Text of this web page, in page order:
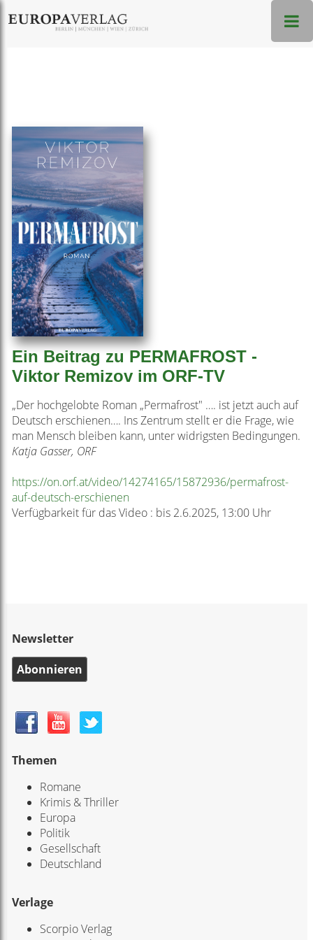
Ein Beitrag zu PERMAFROST -
Viktor Remizov im ORF-TV
„Der hochgelobte Roman „Permafrost" …. ist jetzt auch auf
Deutsch erschienen…. Ins Zentrum stellt er die Frage, wie
man Mensch bleiben kann, unter widrigsten Bedingungen.
Katja Gasser, ORF
https://on.orf.at/video/14274165/15872936/permafrost-
auf-deutsch-erschienen
Verfügbarkeit für das Video : bis 2.6.2025, 13:00 Uhr
Newsletter
Abonnieren
Themen
Romane
Krimis & Thriller
Europa
Politik
Gesellschaft
Deutschland
Verlage
Scorpio Verlag